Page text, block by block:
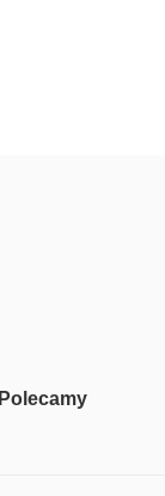
Polecamy